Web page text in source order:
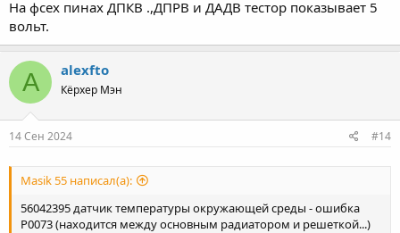
На фсех пинах ДПКВ .,ДПРВ и ДАДВ тестор показывает 5
вольт.
A alexfto
Кёрхер Мэн
14 Сен 2024 #14
Masik 55 написал(а):
56042395 датчик температуры окружающей среды - ошибка
Р0073 (находится между основным радиатором и решеткой...)